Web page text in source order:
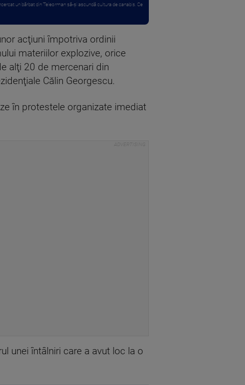
un bărbat din Teleorman să-și ascundă cultura de canabis. Ce
acţiuni împotriva ordinii
materiilor explozive, orice
alţi 20 de mercenari din
Călin Georgescu.
în protestele organizate imediat
unei întâlniri care a avut loc la o